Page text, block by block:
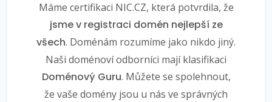
Máme certifikaci NIC.CZ, která potvrdila, že
jsme v registraci domén nejlepší ze
všech. Doménám rozumíme jako nikdo jiný.
Naši doménoví odborníci mají klasifikaci
Doménový Guru. Můžete se spolehnout,
že vaše domény jsou u nás ve správných